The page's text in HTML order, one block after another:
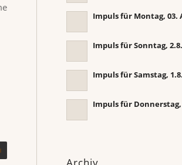
Impuls für Montag, 03.
Impuls für Sonntag,
Impuls für Samstag,
Impuls für Donnerstag,